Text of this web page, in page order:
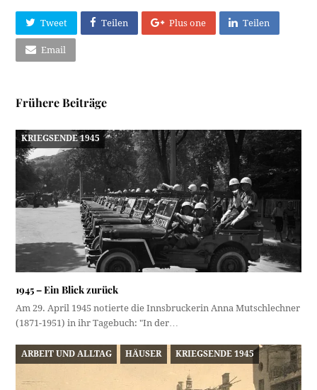
Tweet Teilen Plus one Teilen
Email
Frühere Beiträge
KRIEGSENDE 1945
1945 – Ein Blick zurück
Am 29. April 1945 notierte die Innsbruckerin Anna Mutschlechner
(1871-1951) in ihr Tagebuch: "In der…
ARBEIT UND ALLTAG HÄUSER KRIEGSENDE 1945